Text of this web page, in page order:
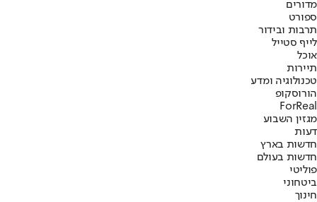
מדורים
ספורט
תרבות ובידור
לייף סטייל
אוכל
תיירות
טכנולוגיה ומדע
הורוסקופ
ForReal
מגזין השבוע
דעות
חדשות בארץ
חדשות בעולם
פוליטי
ביטחוני
חינוך